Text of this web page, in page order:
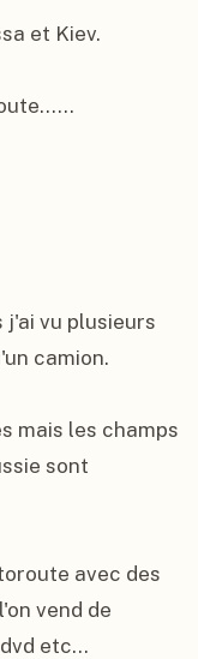
et Kiev.
j'ai vu plusieurs
camion.
mais les champs
sont
avec des
vend de
etc...